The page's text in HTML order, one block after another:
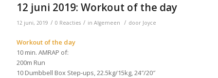
12 juni 2019: Workout of the day
12 juni, 2019 / 0 Reacties / in Algemeen / door Joyce
Workout of the day
10 min. AMRAP of:
200m Run
10 Dumbbell Box Step-ups, 22.5kg/15kg, 24″/20″